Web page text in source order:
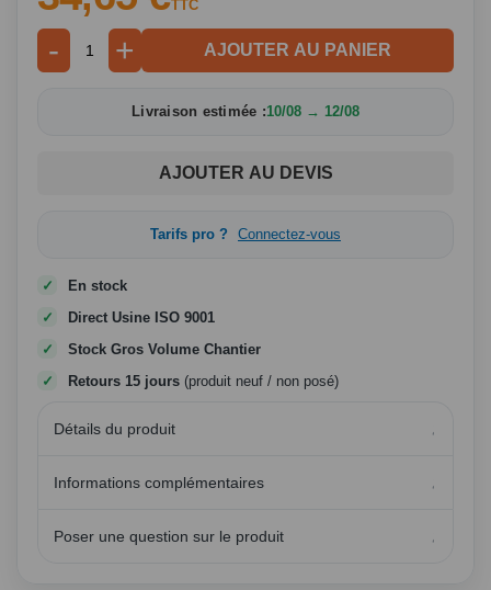
TTC
- + AJOUTER AU PANIER
Livraison estimée :10/08 → 12/08
AJOUTER AU DEVIS
Tarifs pro ? Connectez-vous
En stock
Direct Usine ISO 9001
Stock Gros Volume Chantier
Retours 15 jours (produit neuf / non posé)
Détails du produit
Informations complémentaires
Poser une question sur le produit